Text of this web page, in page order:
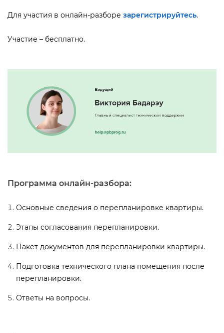
Для участия в онлайн-разборе зарегистрируйтесь.
Участие – бесплатно.
Программа онлайн-разбора:
Основные сведения о перепланировке квартиры.
Этапы согласования перепланировки.
Пакет документов для перепланировки квартиры.
Подготовка технического плана помещения после
перепланировки.
Ответы на вопросы.